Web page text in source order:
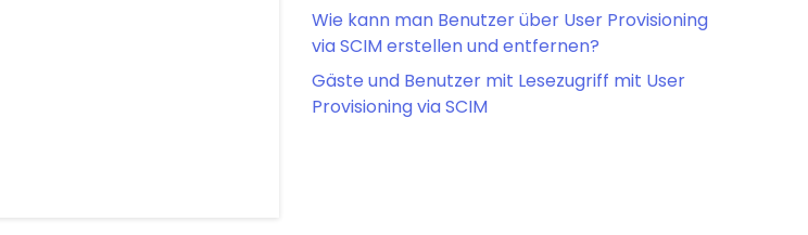
Wie kann man Benutzer über User Provisioning
via SCIM erstellen und entfernen?
Gäste und Benutzer mit Lesezugriff mit User
Provisioning via SCIM